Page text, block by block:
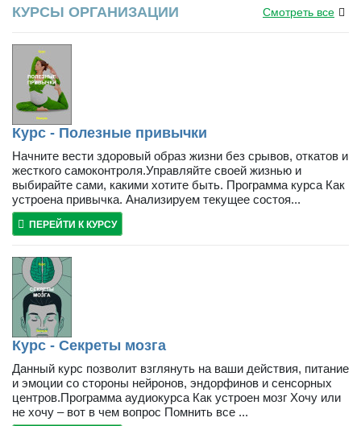
КУРСЫ ОРГАНИЗАЦИИ Смотреть все
Курс - Полезные привычки
Начните вести здоровый образ жизни без срывов, откатов и
жесткого самоконтроля.Управляйте своей жизнью и
выбирайте сами, какими хотите быть. Программа курса Как
устроена привычка. Анализируем текущее состоя...
ПЕРЕЙТИ К КУРСУ
Курс - Секреты мозга
Данный курс позволит взглянуть на ваши действия, питание
и эмоции со стороны нейронов, эндорфинов и сенсорных
центров.Программа аудиокурса Как устроен мозг Хочу или
не хочу – вот в чем вопрос Помнить все ...